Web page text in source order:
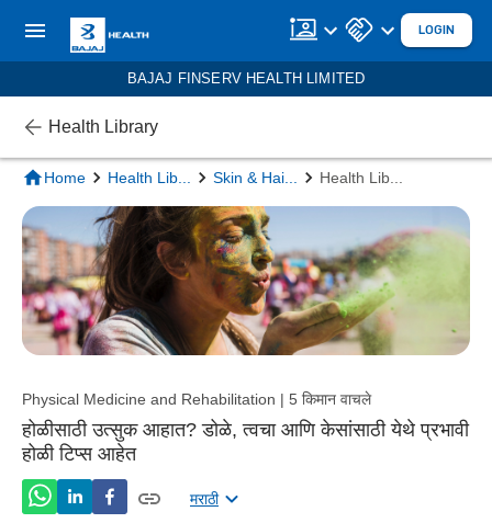
LOGIN
BAJAJ FINSERV HEALTH LIMITED
Health Library
Home Health Lib Skin & Hai Health Lib
Physical Medicine and Rehabilitation | 5 किमान वाचले
होळीसाठी उत्सुक आहात? डोळे, त्वचा आणि केसांसाठी येथे प्रभावी
होळी टिप्स आहेत
मराठी